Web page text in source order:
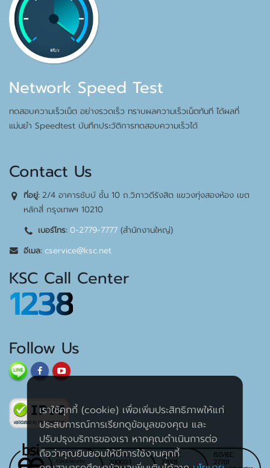
Network Speed Test
ทดสอบความเร็วเน็ต อย่างรวดเร็ว ทราบผลความเร็วเน็ตทันที ได้ผลที่
แม่นยำ Speedtest บันทึกประวัติการทดสอบความเร็วได้
Contact Us
ที่อยู่:2/4 อาคารชับบ์ ชั้น 10 ถ.วิภาวดีรังสิต แขวงทุ่งสองห้อง เขต
หลักสี่ กรุงเทพฯ 10210
เบอร์โทร: 0-2779-7777 (สำนักงานใหญ่)
อีเมล: cservice@ksc.net
KSC Call Center
1238
Follow Us
เราใช้คุกกี้ (cookie) เพื่อเพิ่มประสิทธิภาพให้แก่
ประสบการณ์การเรียกดูข้อมูลของคุณ และ
ปรับปรุงบริการของเรา หากคุณดำเนินการต่อ
ถือว่าคุณยินยอมให้มีการใช้งานคุกกี้